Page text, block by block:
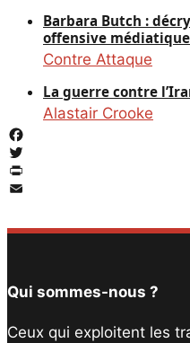
Barbara Butch :
offensive médiatique
Contre Attaque
La guerre contre
Alastair Crooke
Facebook
Twitter
PrintFriendly
Qui sommes-nous ?
Ceux qui exploitent les